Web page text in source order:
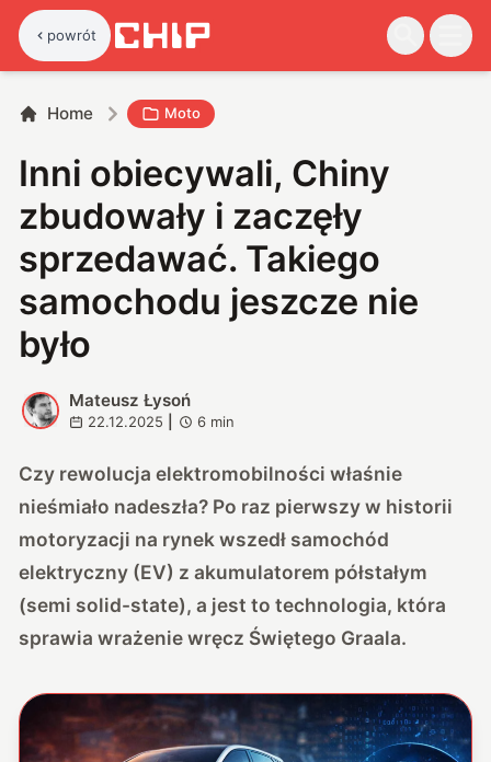
powrót
Home Moto
Inni obiecywali, Chiny
zbudowały i zaczęły
sprzedawać. Takiego
samochodu jeszcze nie
było
M
Mateusz Łysoń
22.12.2025 6 min
Czy rewolucja elektromobilności właśnie
nieśmiało nadeszła? Po raz pierwszy w historii
motoryzacji na rynek wszedł samochód
elektryczny (EV) z akumulatorem półstałym
(semi solid-state), a jest to technologia, która
sprawia wrażenie wręcz Świętego Graala.